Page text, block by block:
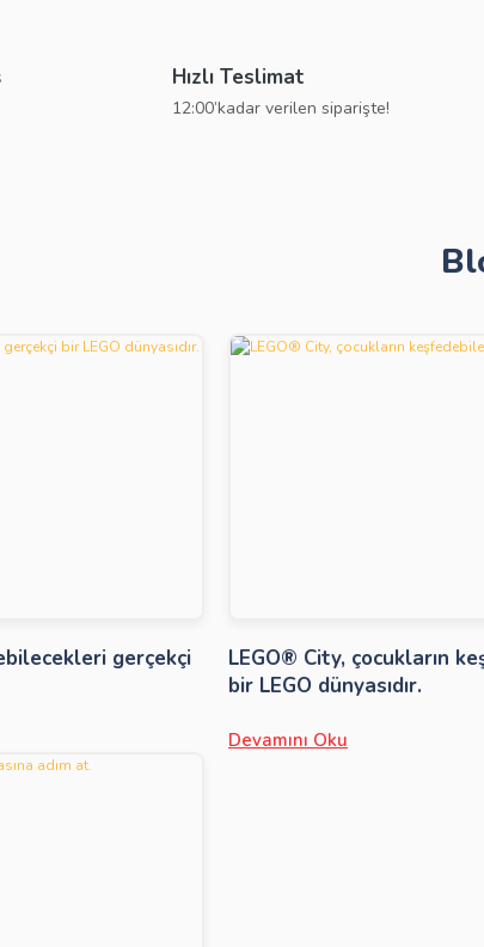
Hızlı Teslimat
12:00’kadar verilen siparişte!
gerçekçi
LEGO® City, çocukların
bir LEGO dünyasıdır.
Devamını Oku